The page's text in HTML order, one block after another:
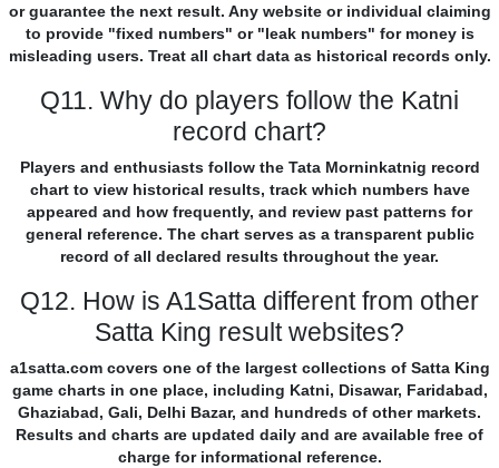
or guarantee the next result. Any website or individual claiming
to provide "fixed numbers" or "leak numbers" for money is
misleading users. Treat all chart data as historical records only.
Q11. Why do players follow the Katni
record chart?
Players and enthusiasts follow the Tata Morninkatnig record
chart to view historical results, track which numbers have
appeared and how frequently, and review past patterns for
general reference. The chart serves as a transparent public
record of all declared results throughout the year.
Q12. How is A1Satta different from other
Satta King result websites?
a1satta.com covers one of the largest collections of Satta King
game charts in one place, including Katni, Disawar, Faridabad,
Ghaziabad, Gali, Delhi Bazar, and hundreds of other markets.
Results and charts are updated daily and are available free of
charge for informational reference.